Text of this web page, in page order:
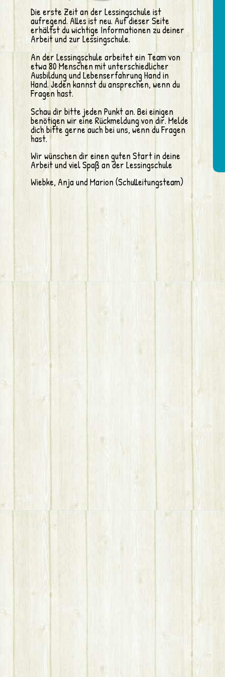
Die erste Zeit an der Lessingschule ist
aufregend. Alles ist neu. Aufdieser Seite
erhältst du wichtige Informationen zu deiner
Arbeit und zur Lessingschule.
An der Lessingschule arbeitet ein Team von
etwa 80 Menschen mit unterschiedlicher
Ausbildung und Lebenserfahrung Hand in
Hand. Jeden kannst du ansprechen, wenn du
Fragen hast.
Schau dir bitte jeden Punkt an. Bei einigen
benötigen wir eine Rückmeldung von dir. Melde
dich bitte gerne auch bei uns, wenn du Fragen
hast.
Wir wünschen dir einen guten Start in deine
Arbeit und viel Spaß an der Lessingschule
Wiebke, Anja und Marion (Schulleitungsteam)